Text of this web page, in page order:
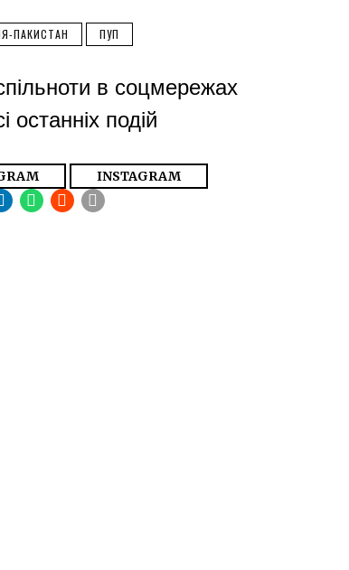
ПАКИСТАН ПУП
в соцмережах
останніх подій
INSTAGRAM